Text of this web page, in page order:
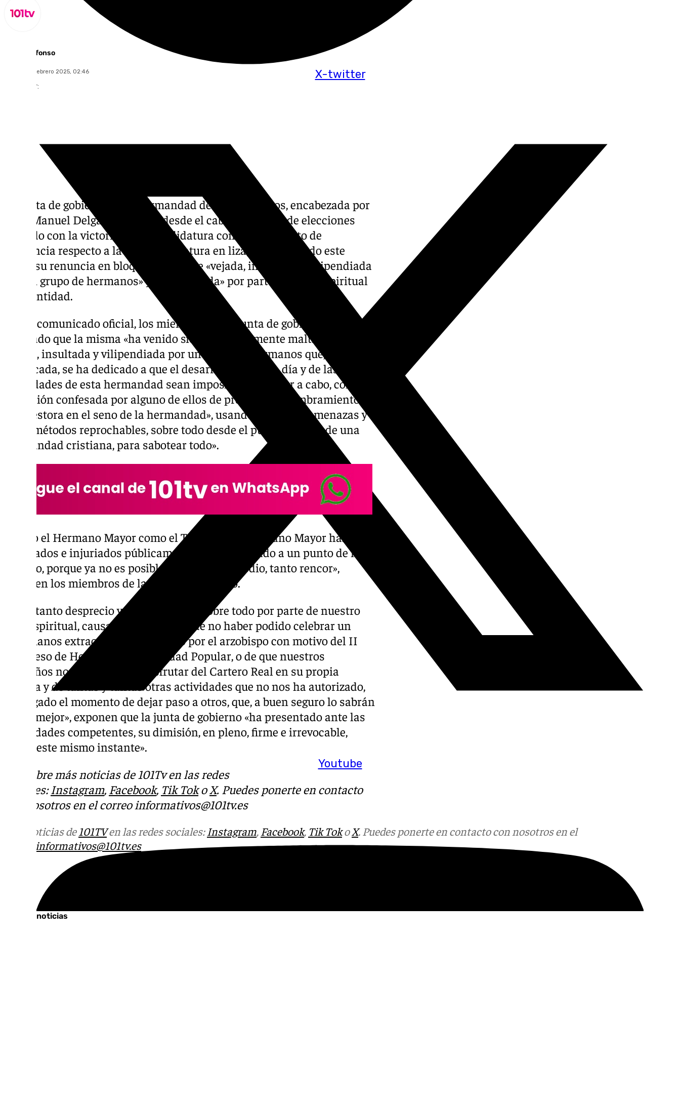
X-twitter
Youtube
Miguel Alfonso
martes, 18 febrero 2025, 02:46
Compartir:
La junta de gobierno de la hermandad de los Panaderos, encabezada por
Juan Manuel Delgado Sánchez desde el cabildo general de elecciones
saldado con la victoria de su candidatura con un único voto de
diferencia respecto a la otra candidatura en liza; ha anunciado este
lunes su renuncia en bloque al sentirse «vejada, insultada y vilipendiada
por un grupo de hermanos» y «despreciada» por parte del guía espiritual
de la entidad.
En un comunicado oficial, los miembros de la junta de gobierno han
señalado que la misma «ha venido siendo injustamente maltratada,
vejada, insultada y vilipendiada por un grupo de hermanos que, sin razón
justificada, se ha dedicado a que el desarrollo del día a día y de las
actividades de esta hermandad sean imposibles de llevar a cabo, con la
intención confesada por alguno de ellos de provocar el nombramiento de
una gestora en el seno de la hermandad», usando para ello «amenazas y
otros métodos reprochables, sobre todo desde el punto de vista de una
hermandad cristiana, para sabotear todo».
«Tanto el Hermano Mayor como el Teniente de Hermano Mayor han sido
insultados e injuriados públicamente. Hemos llegado a un punto de no
retorno, porque ya no es posible soportar tanto odio, tanto rencor»,
exponen los miembros de la junta de gobierno.
«Ante tanto desprecio y desprotección, sobre todo por parte de nuestro
guía espiritual, causante, entre otras, de no haber podido celebrar un
besamanos extraordinario sugerido por el arzobispo con motivo del II
Congreso de Hermandades y Piedad Popular, o de que nuestros
pequeños no hayan podido disfrutar del Cartero Real en su propia
Capilla y de tantas y tantas otras actividades que no nos ha autorizado,
ha llegado el momento de dejar paso a otros, que, a buen seguro lo sabrán
hacer mejor», exponen que la junta de gobierno «ha presentado ante las
autoridades competentes, su dimisión, en pleno, firme e irrevocable,
desde este mismo instante».
Descubre más noticias de 101Tv en las redes
sociales: Instagram, Facebook, Tik Toko X. Puedes ponerte en contacto
con nosotros en el correo informativos@101tv.es
Más noticias de 101TVen las redes sociales: Instagram, Facebook, Tik TokoX. Puedes ponerte en contacto con nosotros en el
informativos@101tv.es
Últimas noticias